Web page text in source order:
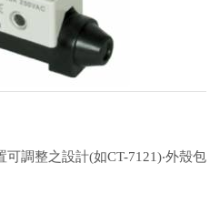
可調整之設計(如CT-7121)‧外殼包